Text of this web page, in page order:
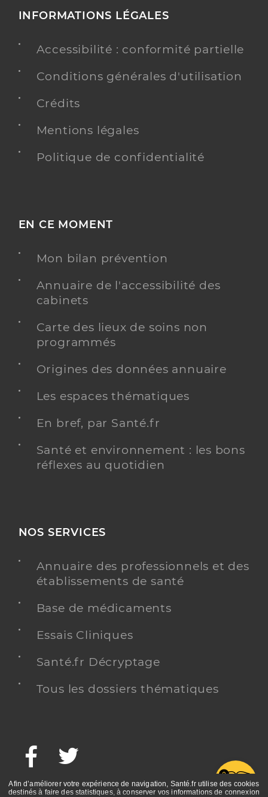
INFORMATIONS LÉGALES
Accessibilité : conformité partielle
Conditions générales d'utilisation
Crédits
Mentions légales
Politique de confidentialité
EN CE MOMENT
Mon bilan prévention
Annuaire de l'accessibilité des
cabinets
Carte des lieux de soins non
programmés
Origines des données annuaire
Les espaces thématiques
En bref, par Santé.fr
Santé et environnement : les bons
réflexes au quotidien
NOS SERVICES
Annuaire des professionnels et des
établissements de santé
Base de médicaments
Essais Cliniques
Santé.fr Décryptage
Tous les dossiers thématiques
Facebook
Afin d’améliorer votre expérience de navigation, Santé.fr utilise des cookies
destinés à faire des statistiques, à conserver vos informations de connexion